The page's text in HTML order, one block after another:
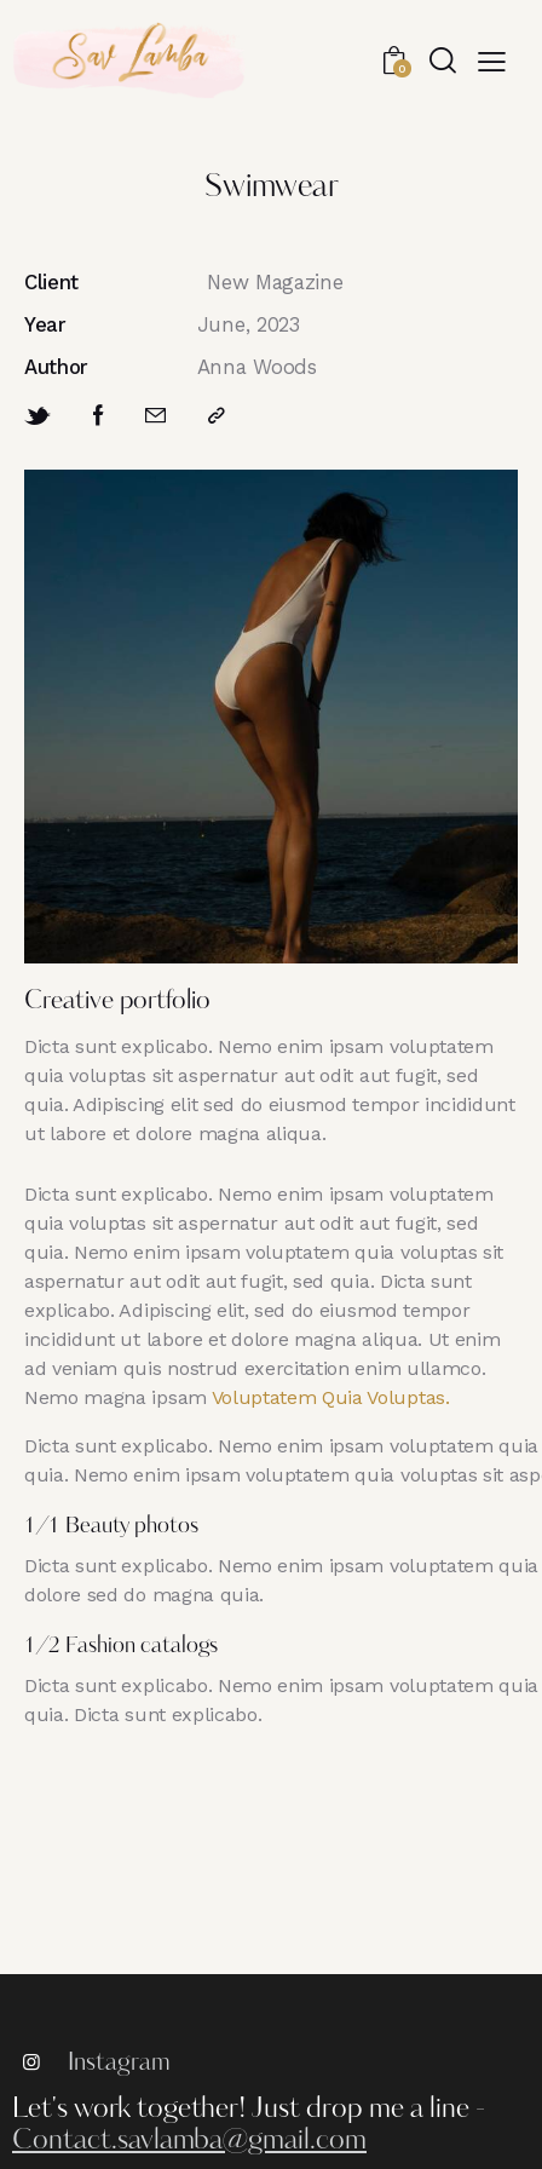
0
Swimwear
Client
New Magazine
Year
June, 2023
Author
Anna Woods
Creative portfolio
Dicta sunt explicabo. Nemo enim ipsam voluptatem
quia voluptas sit aspernatur aut odit aut fugit, sed
quia. Adipiscing elit sed do eiusmod tempor incididunt
ut labore et dolore magna aliqua.
Dicta sunt explicabo. Nemo enim ipsam voluptatem
quia voluptas sit aspernatur aut odit aut fugit, sed
quia. Nemo enim ipsam voluptatem quia voluptas sit
aspernatur aut odit aut fugit, sed quia. Dicta sunt
explicabo. Adipiscing elit, sed do eiusmod tempor
incididunt ut labore et dolore magna aliqua. Ut enim
ad veniam quis nostrud exercitation enim ullamco.
Nemo magna ipsam Voluptatem Quia Voluptas.
Dicta sunt explicabo. Nemo enim ipsam voluptatem
quia. Nemo enim ipsam voluptatem quia voluptas sit
1/1 Beauty photos
Dicta sunt explicabo. Nemo enim ipsam voluptatem
dolore sed do magna quia.
1/2 Fashion catalogs
Dicta sunt explicabo. Nemo enim ipsam voluptatem
quia. Dicta sunt explicabo.
Instagram
Let's work together! Just drop me a line -
Contact.savlamba@gmail.com